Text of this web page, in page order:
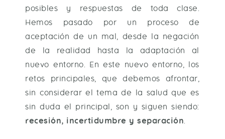
posibles y respuestas de toda clase.
Hemos pasado por un proceso de
aceptación de un mal, desde la negación
de la realidad hasta la adaptación al
nuevo entorno. En este nuevo entorno, los
retos principales, que debemos afrontar,
sin considerar el tema de la salud que es
sin duda el principal, son y siguen siendo:
recesión, incertidumbre y separación.